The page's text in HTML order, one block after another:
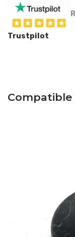
Trustpilot